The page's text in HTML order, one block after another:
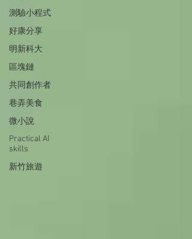
測驗小程式
好康分享
明新科大
區塊鏈
共同創作者
巷弄美食
微小說
Practical AI
skills
新竹旅遊